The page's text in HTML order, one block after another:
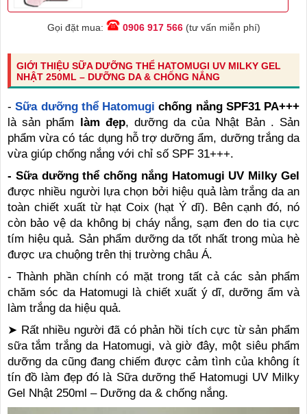
Gọi đặt mua: 0906 917 566(tư vấn miễn phí)
GIỚI THIỆU SỮA DƯỠNG THỂ HATOMUGI UV MILKY GEL
NHẬT 250ML – DƯỠNG DA & CHỐNG NẮNG
- Sữa dưỡng thể Hatomugi chống nắng SPF31 PA+++
là sản phẩm
làm đẹp, dưỡng da của Nhật Bản . Sản
phẩm vừa có tác dụng hỗ trợ dưỡng ẩm, dưỡng trắng da
vừa giúp chống nắng với chỉ số SPF 31+++.
- Sữa dưỡng thể chống nắng Hatomugi UV Milky Gel
được nhiều người lựa chọn bởi hiệu quả làm trắng da an
toàn chiết xuất từ hạt Coix (hạt Ý dĩ). Bên cạnh đó, nó
còn bảo vệ da không bị cháy nắng, sạm đen do tia cực
tím hiệu quả. Sản phẩm dưỡng da tốt nhất trong mùa hè
được ưa chuộng trên thị trường châu Á.
- Thành phần chính có mặt trong tất cả các sản phẩm
chăm sóc da Hatomugi là chiết xuất ý dĩ, dưỡng ẩm và
làm trắng da hiệu quả.
➤ Rất nhiều người đã có phản hồi tích cực từ sản phẩm
sữa tắm trắng da Hatomugi, và giờ đây, một siêu phẩm
dưỡng da cũng đang chiếm được cảm tình của không ít
tín đồ làm đẹp đó là Sữa dưỡng thể Hatomugi UV Milky
Gel Nhật 250ml – Dưỡng da & chống nắng.